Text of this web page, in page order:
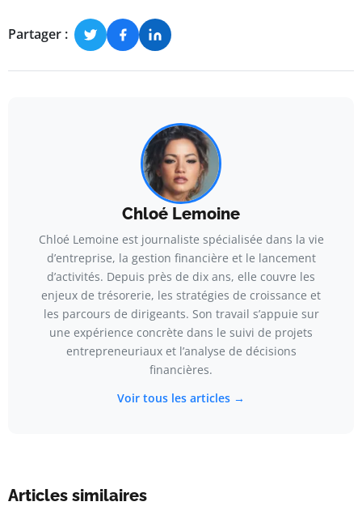
Partager :
Chloé Lemoine
Chloé Lemoine est journaliste spécialisée dans la vie
d’entreprise, la gestion financière et le lancement
d’activités. Depuis près de dix ans, elle couvre les
enjeux de trésorerie, les stratégies de croissance et
les parcours de dirigeants. Son travail s’appuie sur
une expérience concrète dans le suivi de projets
entrepreneuriaux et l’analyse de décisions
financières.
Voir tous les articles →
Articles similaires